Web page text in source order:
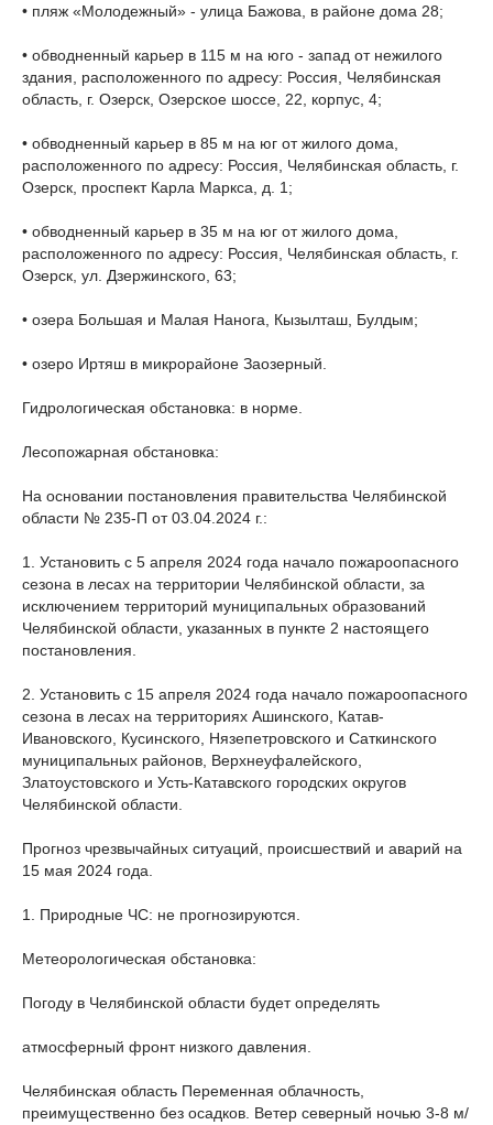
• пляж «Молодежный» - улица Бажова, в районе дома 28;
• обводненный карьер в 115 м на юго - запад от нежилого
здания, расположенного по адресу: Россия, Челябинская
область, г. Озерск, Озерское шоссе, 22, корпус, 4;
• обводненный карьер в 85 м на юг от жилого дома,
расположенного по адресу: Россия, Челябинская область, г.
Озерск, проспект Карла Маркса, д. 1;
• обводненный карьер в 35 м на юг от жилого дома,
расположенного по адресу: Россия, Челябинская область, г.
Озерск, ул. Дзержинского, 63;
• озера Большая и Малая Нанога, Кызылташ, Булдым;
• озеро Иртяш в микрорайоне Заозерный.
Гидрологическая обстановка: в норме.
Лесопожарная обстановка:
На основании постановления правительства Челябинской
области № 235-П от 03.04.2024 г.:
1. Установить с 5 апреля 2024 года начало пожароопасного
сезона в лесах на территории Челябинской области, за
исключением территорий муниципальных образований
Челябинской области, указанных в пункте 2 настоящего
постановления.
2. Установить с 15 апреля 2024 года начало пожароопасного
сезона в лесах на территориях Ашинского, Катав-
Ивановского, Кусинского, Нязепетровского и Саткинского
муниципальных районов, Верхнеуфалейского,
Златоустовского и Усть-Катавского городских округов
Челябинской области.
Прогноз чрезвычайных ситуаций, происшествий и аварий на
15 мая 2024 года.
1. Природные ЧС: не прогнозируются.
Метеорологическая обстановка:
Погоду в Челябинской области будет определять
атмосферный фронт низкого давления.
Челябинская область Переменная облачность,
преимущественно без осадков. Ветер северный ночью 3-8 м/